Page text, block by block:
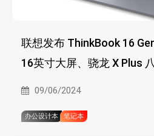
联想发布 ThinkBook 16
16英寸大屏、骁龙 X Plus
09/06/2024
办公设计本 笔记本